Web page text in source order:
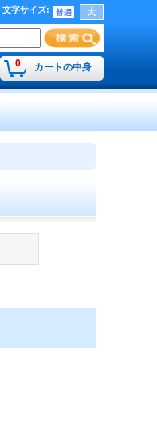
文字サイズ:
0 カートの中身